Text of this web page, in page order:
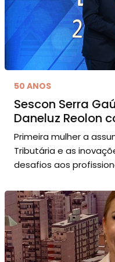
50 ANOS
Sescon Serra
Daneluz Reolon
Primeira mulher a
Tributária e as
desafios aos